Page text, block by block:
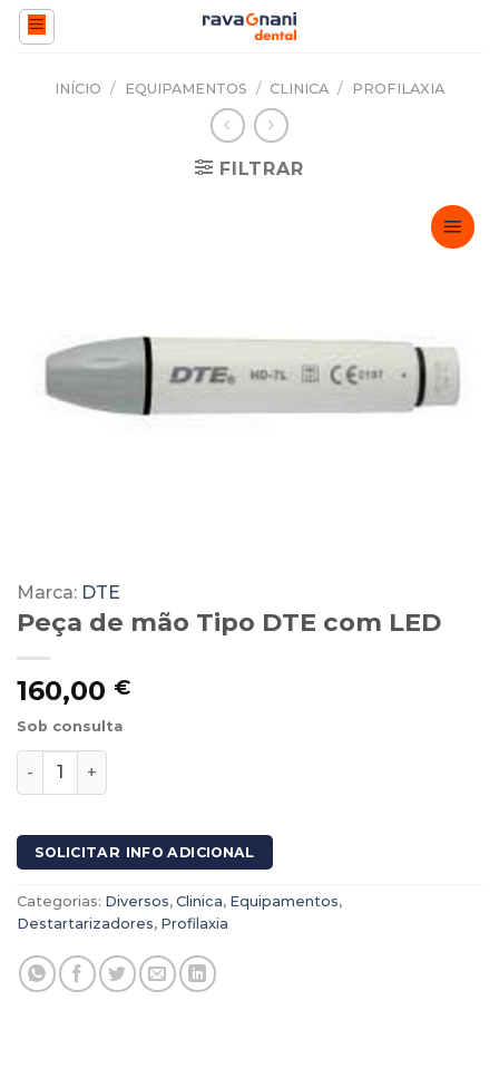
Skip
INÍCIO / EQUIPAMENTOS / CLINICA / PROFILAXIA
FILTRAR
Marca: DTE
Peça de mão Tipo DTE com LED
160,00 €
Sob consulta
Quantidade de Peça de mão Tipo DTE com LED
SOLICITAR INFO ADICIONAL
Categorias: Diversos, Clinica, Equipamentos,
Destartarizadores, Profilaxia